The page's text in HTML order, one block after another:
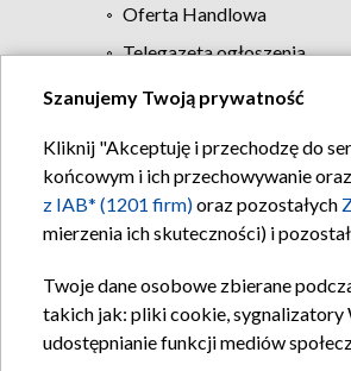
Oferta Handlowa
Telegazeta ogłoszenia
Szanujemy Twoją prywatność
Kliknij "Akceptuję i przechodzę do
końcowym i ich przechowywanie
z IAB* (1201 firm)oraz pozostałych
mierzenia ich skuteczności) i
Twoje dane osobowe zbierane
takich jak: pliki cookie, sygnalizatory
udostępnianie funkcji mediów